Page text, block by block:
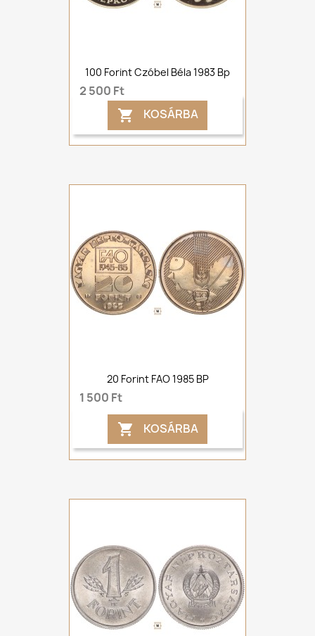
100 Forint Czóbel Béla 1983 Bp
2 500 Ft
 KOSÁRBA
20 Forint FAO 1985 BP
1 500 Ft
 KOSÁRBA